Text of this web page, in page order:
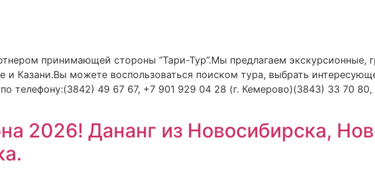
принимающей стороны “Тари-Тур”.Мы предлагаем экскурсионные,
и Казани.Вы можете воспользоваться поиском тура, выбрать
телефону:(3842) 49 67 67, +7 901 929 04 28 (г. Кемерово)(3843) 33 70 80,
2026! Дананг из Новосибирска,